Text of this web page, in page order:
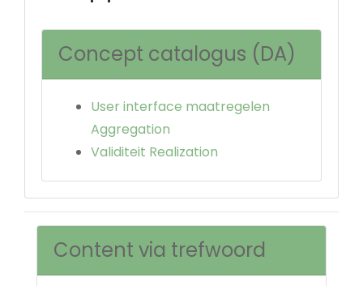
Concept catalogus (DA)
User interface maatregelen
Aggregation
Validiteit Realization
Content via trefwoord